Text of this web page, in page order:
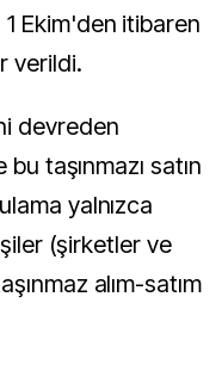
Ekim'den itibaren
verildi.
devreden
taşınmazı satın
yalnızca
(şirketler ve
alım-satım